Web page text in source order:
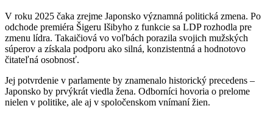
V roku 2025 čaka zrejme Japonsko významná politická zmena. Po
odchode premiéra Šigeru Išibyho z funkcie sa LDP rozhodla pre
zmenu lídra. Takaičiová vo voľbách porazila svojich mužských
súperov a získala podporu ako silná, konzistentná a hodnotovo
čitateľná osobnosť.
Jej potvrdenie v parlamente by znamenalo historický precedens –
Japonsko by prvýkrát viedla žena. Odborníci hovoria o prelome
nielen v politike, ale aj v spoločenskom vnímaní žien.